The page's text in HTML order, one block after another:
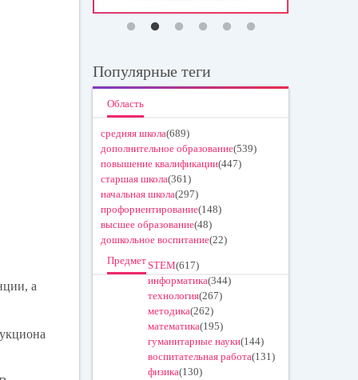
а
Популярные теги
Область
средняя школа(689)
дополнительное образование(539)
повышение квалификации(447)
старшая школа(361)
начальная школа(297)
профориентирование(148)
высшее образование(48)
дошкольное воспитание(22)
ПредметSTEM(617)
информатика(344)
технология(267)
методика(262)
математика(195)
гуманитарные науки(144)
воспитательная работа(131)
физика(130)